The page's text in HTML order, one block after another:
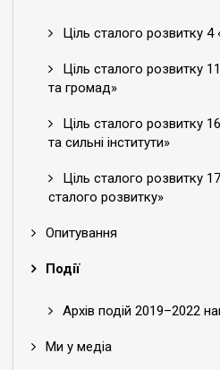
Ціль сталого розвитку 4
Ціль сталого розвитку
та громад»
Ціль сталого розвитку
та сильні інститути»
Ціль сталого розвитку
сталого розвитку»
Опитування
Події
Архів подій 2019–2022
Ми у медіа